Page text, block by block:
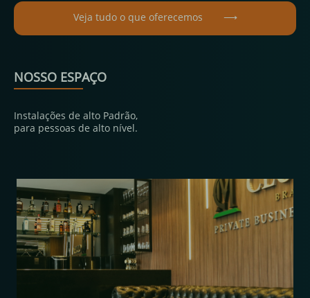
Veja tudo o que oferecemos ⟶
NOSSO ESPAÇO
Instalações de alto Padrão,
para pessoas de alto nível.